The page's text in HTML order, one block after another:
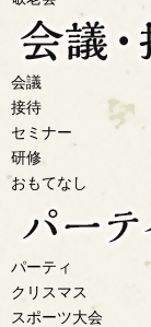
会議
接待
セミナー
研修
おもてなし
パーティ
クリスマス
スポーツ大会